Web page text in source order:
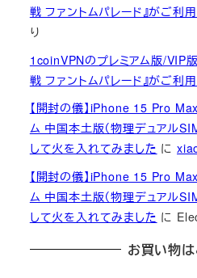
戦 ファントムパレード』がご利
り
1coinVPNのプレミアム版/VIP
戦 ファントムパレード』がご利
【開封の儀】iPhone 15 Pro
ム 中国本土版（物理デュアル
して火を入れてみました に
【開封の儀】iPhone 15 Pro
ム 中国本土版（物理デュアル
して火を入れてみました に
お買い物